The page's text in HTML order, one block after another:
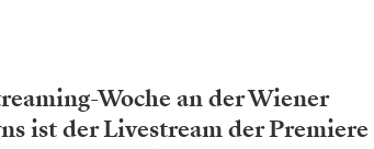
Woche an der Wiener
ist der Livestream der Premiere